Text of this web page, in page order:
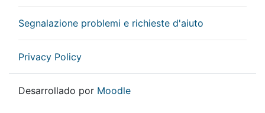
Segnalazione problemi e richieste d'aiuto
Privacy Policy
Desarrollado por Moodle